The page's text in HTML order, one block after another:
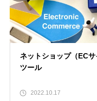
ネットショップ（EC
ツール
2022.10.17